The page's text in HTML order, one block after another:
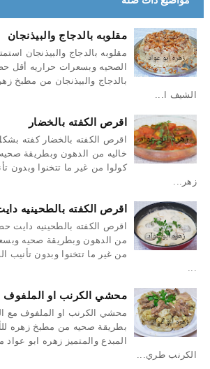
مقلوبه بالدجاج والبيذنجان
مقلوبه بالدجاج والبيذنجان
الصحيه وبسعرات حراريه أقل
بالدجاج والبيذنجان من مطبخ
الشيف ا...
اقرص الكفته بالخضار
اقرص الكفته بالخضار كفته
خاليه من الدهون وبطريقة
كولوا من غير ما تتخنوا وبدون
زهر...
اقرص الكفته بالطحينيه
اقرص الكفته بالطحينيه دايت
من الدهون وبطريقة صحيه
من غير ما تتخنوا وبدون تأنيب
محشي الكرنب او الملفوف
محشي الكرنب او الملفوف مع
بطريقة صحيه من مطبخ زهره
المبدع والمتميز زهره ابو
الكرنب طري...